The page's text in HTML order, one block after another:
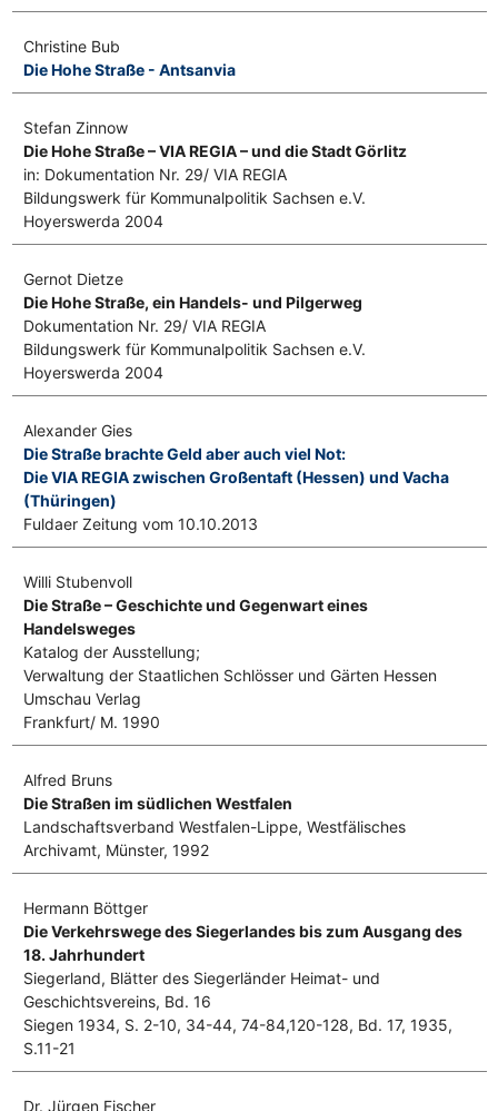
Christine Bub
Die Hohe Straße - Antsanvia
Stefan Zinnow
Die Hohe Straße – VIA REGIA – und die Stadt Görlitz
in: Dokumentation Nr. 29/ VIA REGIA
Bildungswerk für Kommunalpolitik Sachsen e.V.
Hoyerswerda 2004
Gernot Dietze
Die Hohe Straße, ein Handels- und Pilgerweg
Dokumentation Nr. 29/ VIA REGIA
Bildungswerk für Kommunalpolitik Sachsen e.V.
Hoyerswerda 2004
Alexander Gies
Die Straße brachte Geld aber auch viel Not:
Die VIA REGIA zwischen Großentaft (Hessen) und Vacha
(Thüringen)
Fuldaer Zeitung vom 10.10.2013
Willi Stubenvoll
Die Straße – Geschichte und Gegenwart eines
Handelsweges
Katalog der Ausstellung;
Verwaltung der Staatlichen Schlösser und Gärten Hessen
Umschau Verlag
Frankfurt/ M. 1990
Alfred Bruns
Die Straßen im südlichen Westfalen
Landschaftsverband Westfalen-Lippe, Westfälisches
Archivamt, Münster, 1992
Hermann Böttger
Die Verkehrswege des Siegerlandes bis zum Ausgang des
18. Jahrhundert
Siegerland, Blätter des Siegerländer Heimat- und
Geschichtsvereins, Bd. 16
Siegen 1934, S. 2-10, 34-44, 74-84,120-128, Bd. 17, 1935,
S.11-21
Dr. Jürgen Fischer